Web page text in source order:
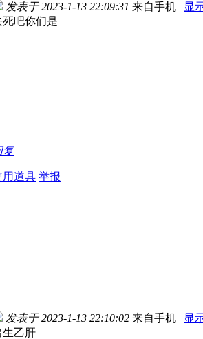
发表于 2023-1-13 22:09:31 来自手机 | 显
死吧你们是
复
用道具 举报
发表于 2023-1-13 22:10:02 来自手机 | 显
生乙肝